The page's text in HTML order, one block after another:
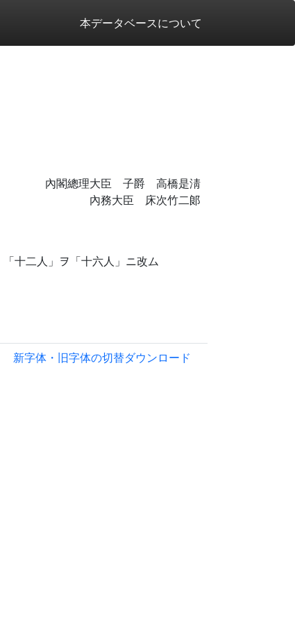
本データベースについて
內閣總理大臣 子爵 高橋是淸
內務大臣 床次竹二郞
十二人」ヲ「十六人」ニ改ム
新字体・旧字体の切替ダウンロード